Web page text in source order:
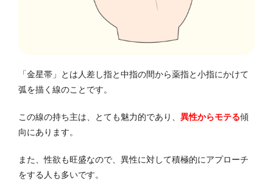
「金星帯」とは人差し指と中指の間から薬指と小指にかけて
弧を描く線のことです。
この線の持ち主は、とても魅力的であり、 異性からモテる傾
向にあります。
また、性欲も旺盛なので、異性に対して積極的にアプローチ
をする人も多いです。